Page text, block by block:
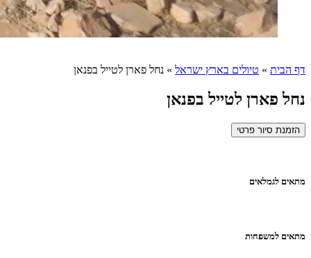
דף הבית » טיולים בארץ ישראל » נחל פארן לטייל בפנאן
נחל פארן לטייל בפנאן
הזמנת סיור פרטי
מתאים לגמלאים
מתאים למשפחות